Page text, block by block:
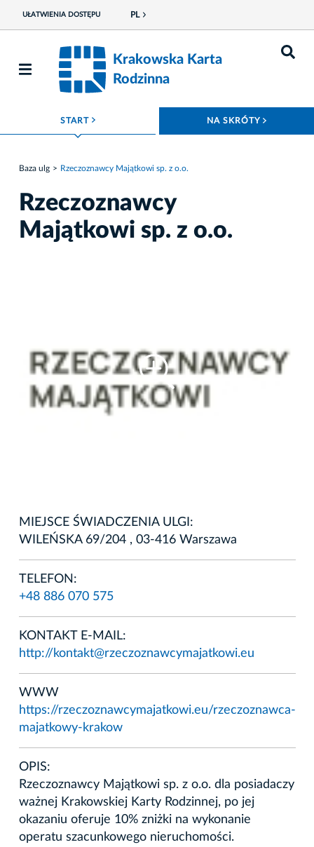
UŁATWIENIA DOSTĘPU PL
Krakowska Karta
Rodzinna
START ROZWIŃ MENU NA SKRÓTY
Baza ulg Rzeczoznawcy Majątkowi sp. z o.o.
Rzeczoznawcy
Majątkowi sp. z o.o.
MIEJSCE ŚWIADCZENIA ULGI:
WILEŃSKA 69/204 , 03-416 Warszawa
TELEFON:
+48 886 070 575
KONTAKT E-MAIL:
http://kontakt@rzeczoznawcymajatkowi.eu
WWW
https://rzeczoznawcymajatkowi.eu/rzeczoznawca-
majatkowy-krakow
OPIS:
Rzeczoznawcy Majątkowi sp. z o.o. dla posiadaczy
ważnej Krakowskiej Karty Rodzinnej, po jej
okazaniu oferuje 10% zniżki na wykonanie
operatu szacunkowego nieruchomości.